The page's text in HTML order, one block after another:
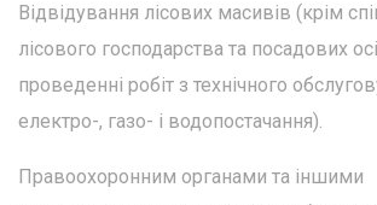
Відвідування лісових масивів (крім
лісового господарства та посадових
проведенні робіт з технічного
електро-, газо- і водопостачання).
Правоохоронним органами та іншими